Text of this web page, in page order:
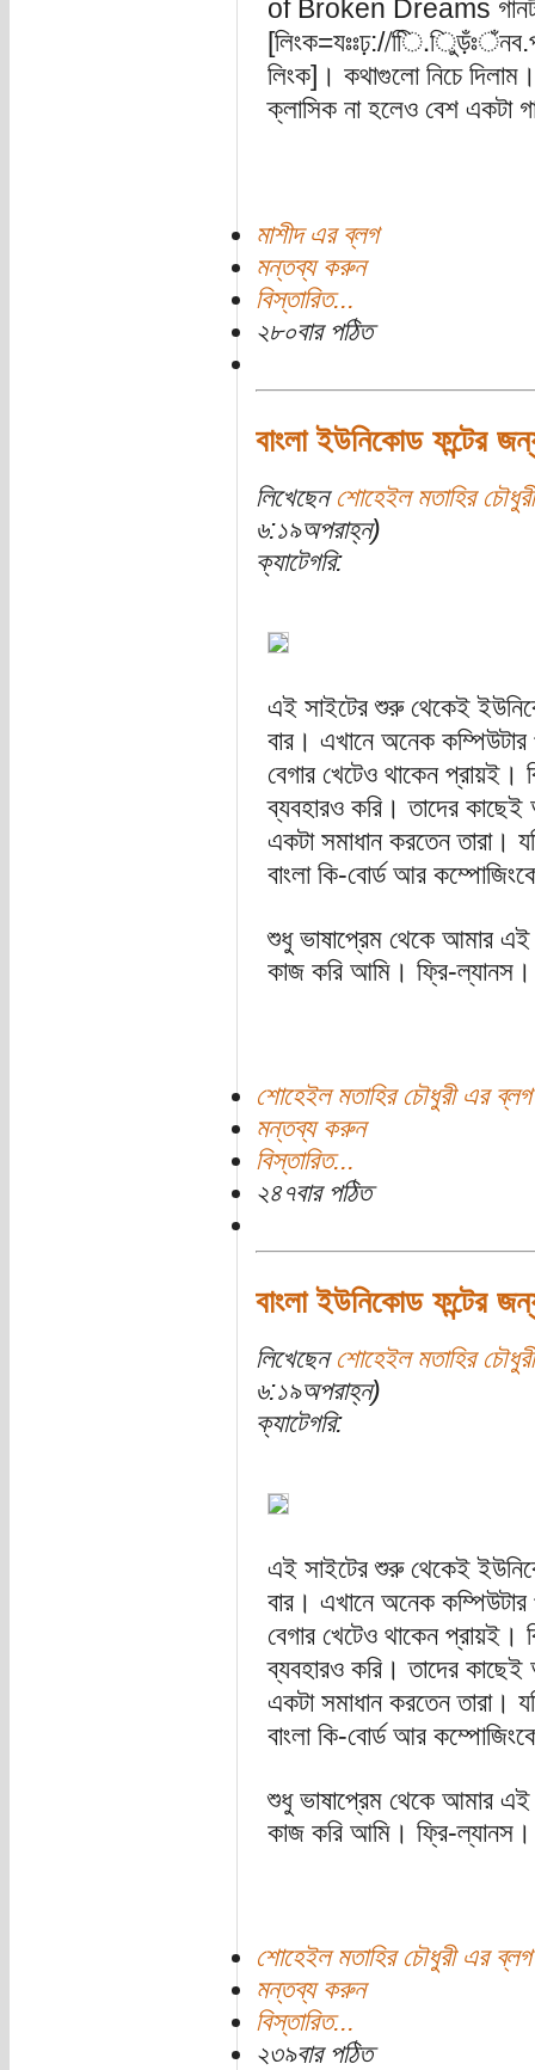
of Broken Dreams গানটা
[লিংক=যঃঃঢ়://
লিংক]। কথাগুলো নিচে
ক্লাসিক না হলেও বেশ একটা
মাশীদ এর ব্লগ
মন্তব্য করুন
বিস্তারিত...
২৮০বার পঠিত
বাংলা ইউনিকোড ফন্টের
লিখেছেন শোহেইল মতাহির চৌধুরী
৬:১৯অপরাহ্ন)
ক্যাটেগরি:
এই সাইটের শুরু থেকেই
বার। এখানে অনেক
বেগার খেটেও থাকেন প্রায়ই।
ব্যবহারও করি। তাদের কাছেই
একটা সমাধান করতেন তারা।
বাংলা কি-বোর্ড আর
শুধু ভাষাপ্রেম থেকে আমার এই
কাজ করি আমি। ফ্রি-ল্যানস।
শোহেইল মতাহির চৌধুরী এর ব্লগ
মন্তব্য করুন
বিস্তারিত...
২৪৭বার পঠিত
বাংলা ইউনিকোড ফন্টের
লিখেছেন শোহেইল মতাহির চৌধুরী
৬:১৯অপরাহ্ন)
ক্যাটেগরি:
এই সাইটের শুরু থেকেই
বার। এখানে অনেক
বেগার খেটেও থাকেন প্রায়ই।
ব্যবহারও করি। তাদের কাছেই
একটা সমাধান করতেন তারা।
বাংলা কি-বোর্ড আর
শুধু ভাষাপ্রেম থেকে আমার এই
কাজ করি আমি। ফ্রি-ল্যানস।
শোহেইল মতাহির চৌধুরী এর ব্লগ
মন্তব্য করুন
বিস্তারিত...
২৩৯বার পঠিত